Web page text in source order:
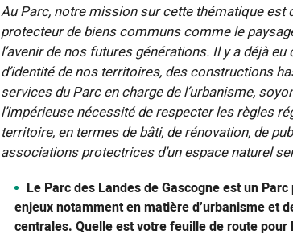
Au Parc, notre mission sur cette thématique est
protecteur de biens communs comme le
l’avenir de nos futures générations. Il y a déjà
d’identité de nos territoires, des constructions
services du Parc en charge de l’urbanisme,
l’impérieuse nécessité de respecter les règles
territoire, en termes de bâti, de rénovation, de
associations protectrices d’un espace naturel
Le Parc des Landes de Gascogne est un
enjeux notamment en matière d’urbanisme et
centrales. Quelle est votre feuille de route pour